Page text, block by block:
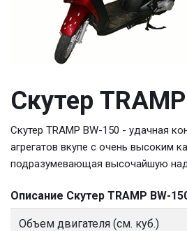
Скутер
Скутер TRAMP BW-150 - удачная
агрегатов вкупе с очень высоким
подразумевающая высочайшую
Описание Скутер TRAMP BW-
Объем двигателя (см. куб.)